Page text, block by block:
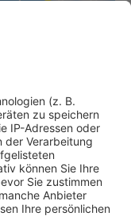
Reisemobil
Kuratiert, kompakt